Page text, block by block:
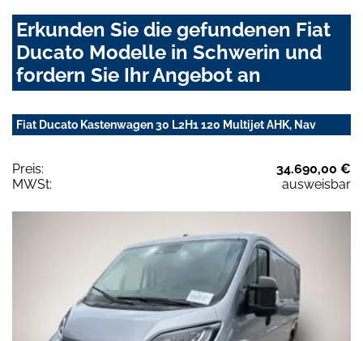
Erkunden Sie die gefundenen Fiat
Ducato Modelle in Schwerin und
fordern Sie Ihr Angebot an
Fiat Ducato Kastenwagen 30 L2H1 120 Multijet AHK, Nav
Preis:
34.690,00 €
MWSt:
ausweisbar